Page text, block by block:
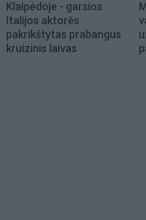
Klaipėdoje - garsios
Italijos aktorės
pakrikštytas prabangus
kruizinis laivas